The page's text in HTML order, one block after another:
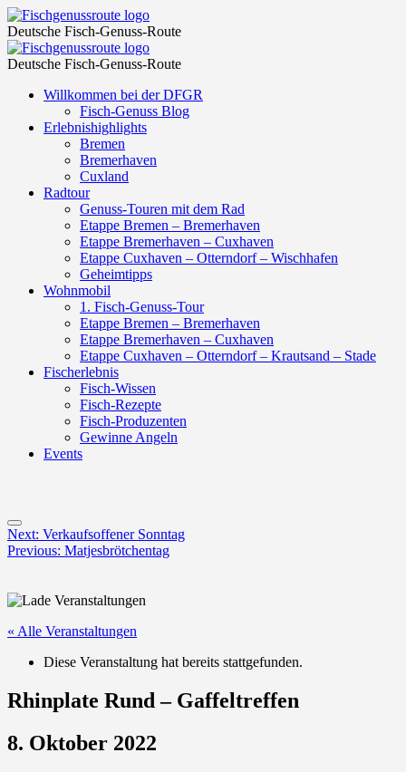
Rhinplate
Rund
–
Gaffeltreffen
Fischgenussroute
Fischgenussroute
Deutsche Fisch-Genuss-Route
Rhinplate
Rund
Gaffeltreffen
Fischgenussroute
Fischgenussroute
Deutsche Fisch-Genuss-Route
Skip
content
Willkommen bei der DFGR
Fisch-Genuss Blog
Erlebnishighlights
Bremen
Bremerhaven
Cuxland
Radtour
Genuss-Touren mit dem Rad
Etappe Bremen – Bremerhaven
Etappe Bremerhaven – Cuxhaven
Etappe Cuxhaven – Otterndorf – Wischhafen
Geheimtipps
Wohnmobil
1. Fisch-Genuss-Tour
Etappe Bremen – Bremerhaven
Etappe Bremerhaven – Cuxhaven
Etappe Cuxhaven – Otterndorf – Krautsand – Stade
Fischerlebnis
Fisch-Wissen
Fisch-Rezepte
Fisch-Produzenten
Gewinne Angeln
Events
Menu
Post
navigation
Next: Verkaufsoffener Sonntag
Previous: Matjesbrötchentag
« Alle Veranstaltungen
Diese Veranstaltung hat bereits stattgefunden.
Rhinplate Rund – Gaffeltreffen
8. Oktober 2022